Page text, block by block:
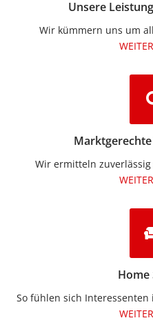
Unsere
Wir kümmern uns um
Wir ermitteln
Home
So fühlen sich